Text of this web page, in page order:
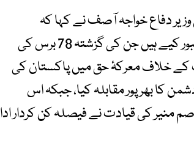
دفاع خواجہ آصف نے کہا کہ
پاکستان نے گزشتہ ڈیڑھ سال کے دوران وہ سنگ میل عبور کیے ہیں جن کی گزشتہ 78 برس کی
کے خلاف معرکۂ حق میں پاکستان کی
کا بھرپور مقابلہ کیا، جبکہ اس
منیر کی قیادت نے فیصلہ کن کردار ادا